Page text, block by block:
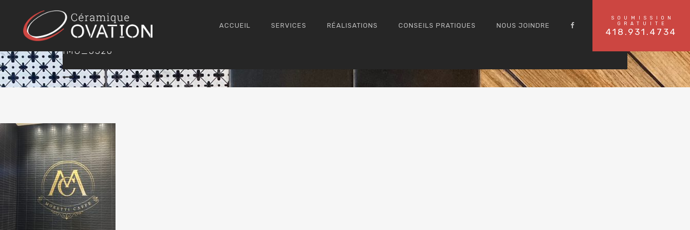
ACCUEIL SERVICES RÉALISATIONS CONSEILS PRATIQUES NOUS JOINDRE
SOUMISSION
GRATUITE
418.931.4734
IMG_5326